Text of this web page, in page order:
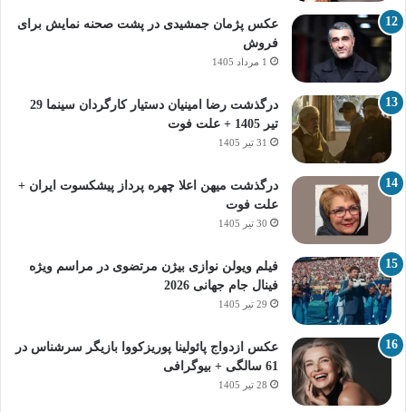
عکس پژمان جمشیدی در پشت صحنه نمایش برای
فروش
1 مرداد 1405
درگذشت رضا امینیان دستیار کارگردان سینما 29
تیر 1405 + علت فوت
31 تیر 1405
درگذشت میهن اعلا چهره پرداز پیشکسوت ایران +
علت فوت
30 تیر 1405
فیلم ویولن نوازی بیژن مرتضوی در مراسم ویژه
فینال جام جهانی 2026
29 تیر 1405
عکس ازدواج پائولینا پوریزکووا بازیگر سرشناس در
61 سالگی + بیوگرافی
28 تیر 1405